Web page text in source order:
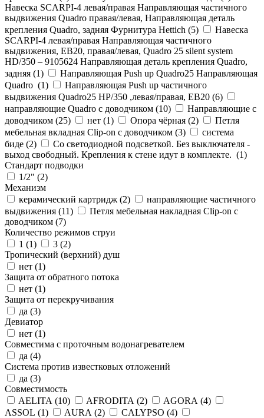
Навеска SCARPI-4 левая/правая Направляющая частичного
выдвижения Quadro правая/левая, Направляющая деталь
крепления Quadro, задняя Фурнитура Hettich (5)
Навеска
SCARPI-4 левая/правая Направляющая частичного
выдвижения, ЕВ20, правая/левая, Quadro 25 silent system
HD/350 – 9105624 Направляющая деталь крепления Quadro,
задняя (1)
Направляющая Push up Quadro25 Направляющая
Quadro (1)
Направляющая Push up частичного
выдвижения Quadro25 НР/350 ,левая/правая, ЕВ20 (6)
направляющие Quadro с доводчиком (10)
Направляющие с
доводчиком (25) нет (1) Опора чёрная (2)
Петля
мебельная вкладная Clip-on с доводчиком (3)
система
биде (2)
Со светодиодной подсветкой. Без выключателя -
выход свободный. Крепления к стене идут в комплекте. (1)
Стандарт подводки
1/2" (2)
Механизм
керамический картридж (2)
направляющие частичного
выдвижения (11)
Петля мебельная накладная Clip-on с
доводчиком (7)
Количество режимов струи
1 (1) 3 (2)
Тропический (верхний) душ
нет (1)
Защита от обратного потока
нет (1)
Защита от перекручивания
да (3)
Девиатор
нет (1)
Совместима с проточным водонагревателем
да (4)
Система против известковых отложений
да (3)
Совместимость
AELITA (10) AFRODITA (2) AGORA (4)
ASSOL (1) AURA (2) CALYPSO (4)